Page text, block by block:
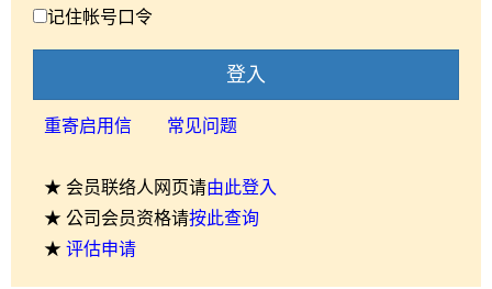
记住帐号口令
登入
重寄启用信 常见问题
★ 会员联络人网页请由此登入
★ 公司会员资格请按此查询
★ 评估申请